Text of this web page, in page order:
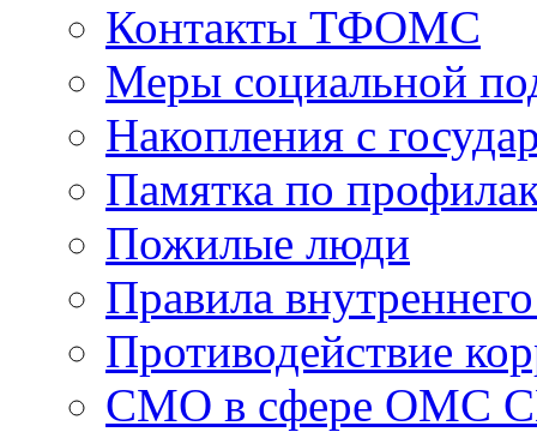
Контакты ТФОМС
Меры социальной
Накопления с
Памятка по
Пожилые люди
Правила
Противодействие
СМО в сфере ОМС